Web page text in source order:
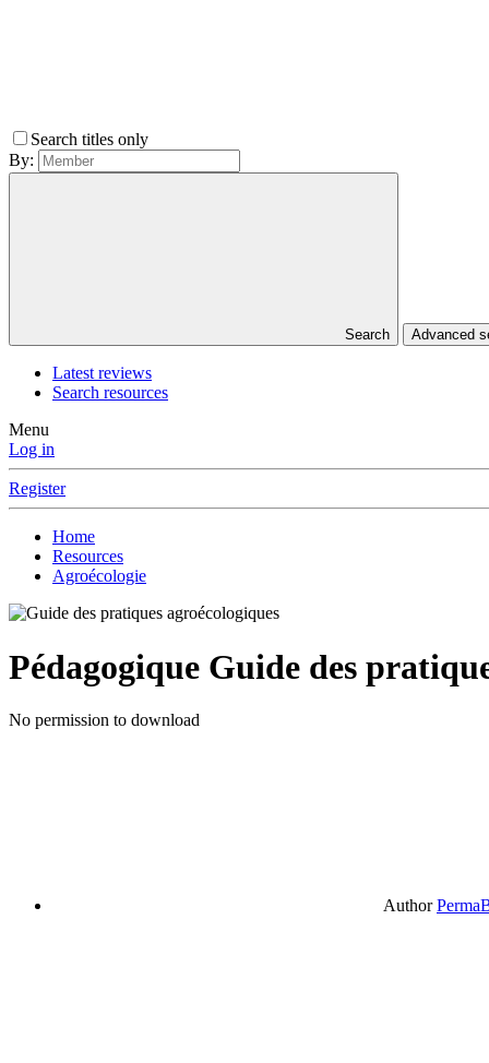
Search titles only
By:
Search Advanced
Latest reviews
Search resources
Menu
Log in
Register
Home
Resources
Agroécologie
Pédagogique Guide des
No permission to download
Author